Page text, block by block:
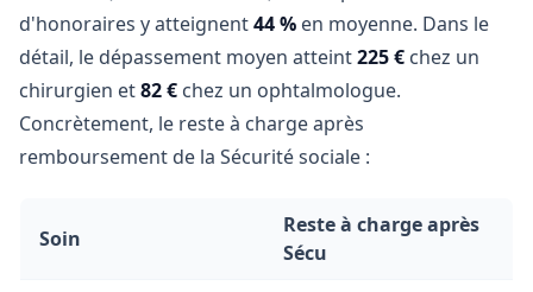
d'honoraires y atteignent44 % en moyenne. Dans le
détail, le dépassement moyen atteint225 € chez un
chirurgien et82 € chez un ophtalmologue.
Concrètement, le reste à charge après
remboursement de la Sécurité sociale :
Soin
Reste à charge après
Sécu